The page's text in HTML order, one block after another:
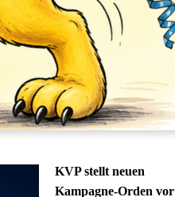
KVP stellt neuen
Kampagne-Orden vor